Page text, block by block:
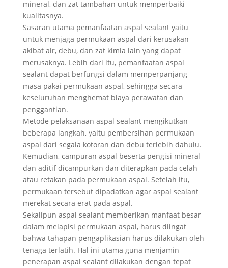
mineral, dan zat tambahan untuk memperbaiki
kualitasnya.
Sasaran utama pemanfaatan aspal sealant yaitu
untuk menjaga permukaan aspal dari kerusakan
akibat air, debu, dan zat kimia lain yang dapat
merusaknya. Lebih dari itu, pemanfaatan aspal
sealant dapat berfungsi dalam memperpanjang
masa pakai permukaan aspal, sehingga secara
keseluruhan menghemat biaya perawatan dan
penggantian.
Metode pelaksanaan aspal sealant mengikutkan
beberapa langkah, yaitu pembersihan permukaan
aspal dari segala kotoran dan debu terlebih dahulu.
Kemudian, campuran aspal beserta pengisi mineral
dan aditif dicampurkan dan diterapkan pada celah
atau retakan pada permukaan aspal. Setelah itu,
permukaan tersebut dipadatkan agar aspal sealant
merekat secara erat pada aspal.
Sekalipun aspal sealant memberikan manfaat besar
dalam melapisi permukaan aspal, harus diingat
bahwa tahapan pengaplikasian harus dilakukan oleh
tenaga terlatih. Hal ini utama guna menjamin
penerapan aspal sealant dilakukan dengan tepat